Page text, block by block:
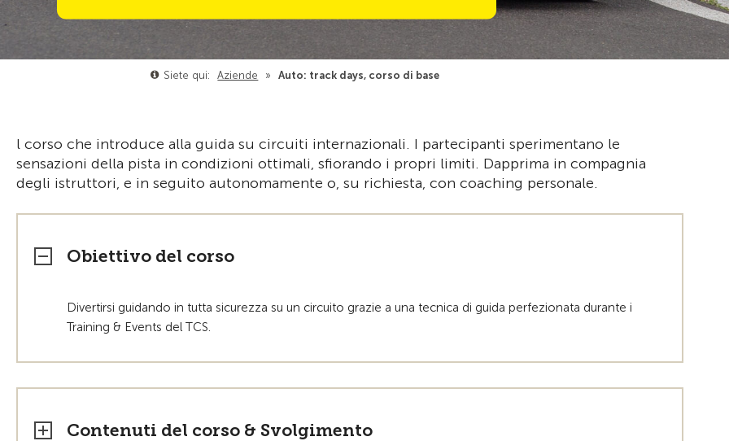
Siete qui: Aziende » Auto: track days, corso di base
l corso che introduce alla guida su circuiti internazionali. I partecipanti sperimentano le
sensazioni della pista in condizioni ottimali, sfiorando i propri limiti. Dapprima in compagnia
degli istruttori, e in seguito autonomamente o, su richiesta, con coaching personale.
Obiettivo del corso
Divertirsi guidando in tutta sicurezza su un circuito grazie a una tecnica di guida perfezionata durante i
Training & Events del TCS.
Contenuti del corso & Svolgimento